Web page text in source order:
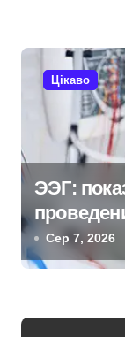
и
в
Цікаво
ЭЭГ:
Сер 7, 2026